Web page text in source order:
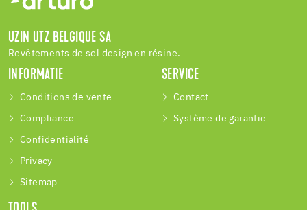
UZIN UTZ BELGIQUE SA
Revêtements de sol design en résine.
INFORMATIE
Conditions de vente
Compliance
Confidentialité
Privacy
Sitemap
SERVICE
Contact
Système de garantie